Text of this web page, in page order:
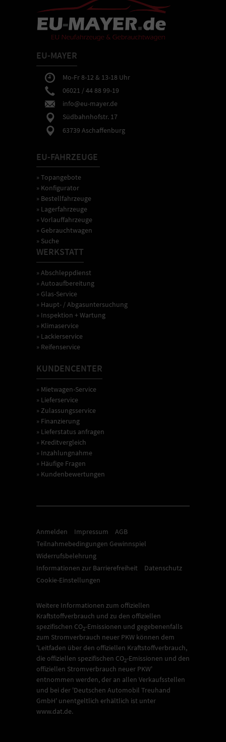
EU-MAYER
Mo-Fr 8-12 & 13-18 Uhr
06021 / 44 88 99-19
info@eu-mayer.de
Südbahnhofstr. 17
63739 Aschaffenburg
EU-FAHRZEUGE
» Topangebote
» Konfigurator
» Bestellfahrzeuge
» Lagerfahrzeuge
» Vorlauffahrzeuge
» Gebrauchtwagen
» Suche
WERKSTATT
» Abschleppdienst
» Autoaufbereitung
» Glas-Service
» Haupt- / Abgasuntersuchung
» Inspektion + Wartung
» Klimaservice
» Lackierservice
» Reifenservice
KUNDENCENTER
» Mietwagen-Service
» Lieferservice
» Zulassungsservice
» Finanzierung
» Lieferstatus anfragen
» Kreditvergleich
» Inzahlungnahme
» Häufige Fragen
» Kundenbewertungen
Anmelden Impressum
AGB
Teilnahmebedingungen Gewinnspiel
Widerrufsbelehrung
Informationen zur Barrierefreiheit
Datenschutz
Cookie-Einstellungen
Weitere Informationen zum offiziellen
Kraftstoffverbrauch und zu den offiziellen
spezifischen CO2-Emissionen und gegebenenfalls
zum Stromverbrauch neuer PKW können dem
'Leitfaden über den offiziellen Kraftstoffverbrauch,
die offiziellen spezifischen CO2-Emissionen und den
offiziellen Stromverbrauch neuer PKW'
entnommen werden, der an allen Verkaufsstellen
und bei der 'Deutschen Automobil Treuhand
GmbH' unentgeltlich erhältlich ist unter
www.dat.de.